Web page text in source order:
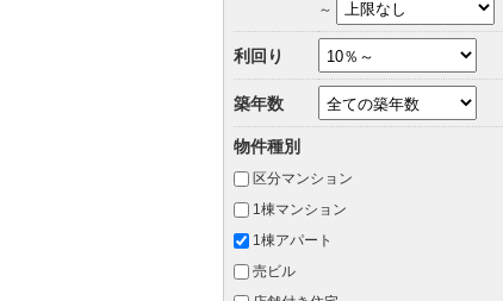
～
利回り
築年数
物件種別
区分マンション
1棟マンション
1棟アパート
売ビル